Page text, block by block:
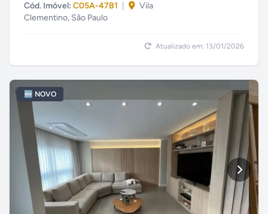
Cód. Imóvel: C05A-47B1
Vila
Clementino, São Paulo
Atualizado em: 13/01/2026
🆕 NOVO